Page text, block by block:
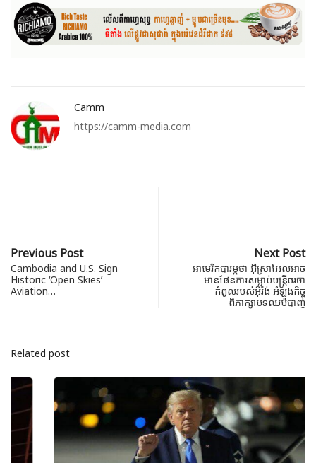
Camm
https://camm-media.com
Previous Post
Cambodia and U.S. Sign
Historic ‘Open Skies’
Aviation…
Next Post
អាមេរិកបារម្ភថា អ៊ីស្រាអែលអាច
មានផែនការសម្លាប់មន្ត្រីចរចា
កំពូលរបស់អ៊ីរ៉ង់ អំឡុងកិច្ច
ពិភាក្សាបទឈប់បាញ់
Related post